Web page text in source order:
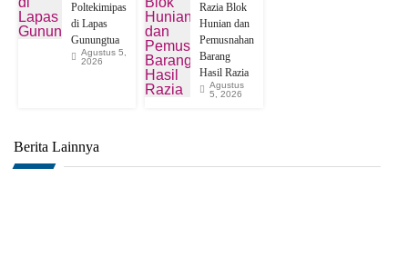
Poltekimipas
di Lapas
Gunungtua
Agustus 5,
2026
Razia Blok
Hunian dan
Pemusnahan
Barang
Hasil Razia
Agustus
5, 2026
Berita Lainnya